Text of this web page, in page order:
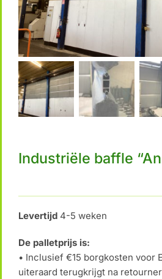
Industriële baffle
Levertijd 4-5 weken
De palletprijs is:
• Inclusief €15 borgkosten voor
uiteraard terugkrijgt na